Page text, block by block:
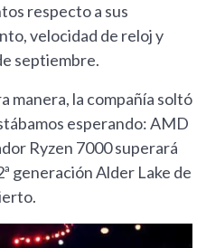
respecto a sus
velocidad de reloj y
septiembre.
manera, la compañía soltó
esperando: AMD
Ryzen 7000 superará
generación Alder Lake de